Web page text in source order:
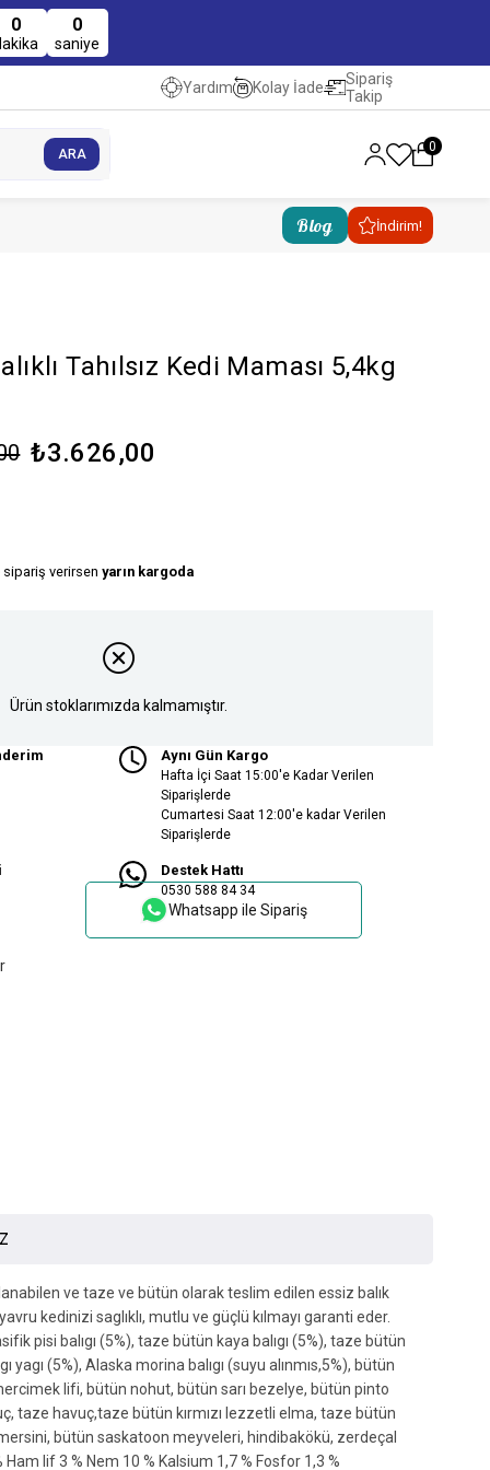
0 0
saniye
Yardım Kolay İade
Sipariş
Takip
0
Blog İndirim!
Tahılsız Kedi Maması 5,4kg
₺3.626,00
verirsen yarın kargoda
Ürün stoklarımızda kalmamıştır.
Aynı Gün Kargo
Hafta İçi Saat 15:00'e Kadar Verilen
Siparişlerde
Cumartesi Saat 12:00'e kadar Verilen
Siparişlerde
Destek Hattı
0530 588 84 34
Whatsapp ile Sipariş
ve taze ve bütün olarak teslim edilen essiz balık
kedinizi saglıklı, mutlu ve güçlü kılmayı garanti eder.
pisi balıgı (5%), taze bütün kaya balıgı (5%), taze bütün
yagı (5%), Alaska morina balıgı (suyu alınmıs,5%), bütün
lifi, bütün nohut, bütün sarı bezelye, bütün pinto
taze havuç,taze bütün kırmızı lezzetli elma, taze bütün
bütün saskatoon meyveleri, hindibakökü, zerdeçal
lif 3 % Nem 10 % Kalsium 1,7 % Fosfor 1,3 %